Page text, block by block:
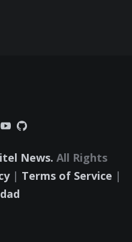
News. All Rights
| Terms of Service |